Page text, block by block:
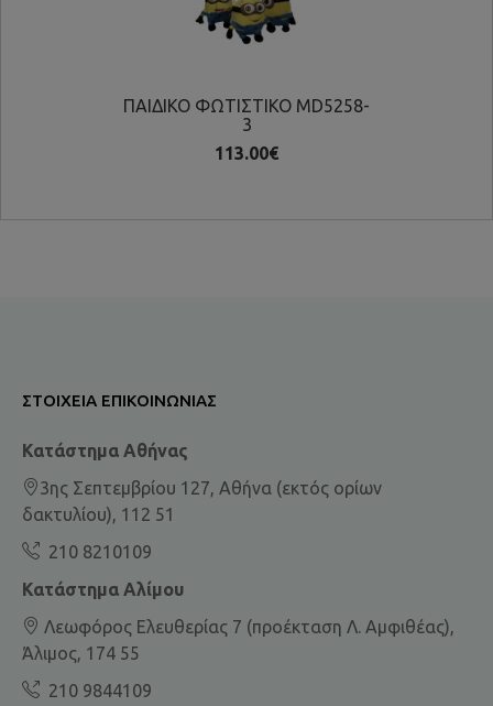
ΠΑΙΔΙΚΟ ΦΩΤΙΣΤΙΚΟ MD5258-
3
113.00€
ΣΤΟΙΧΕΊΑ ΕΠΙΚΟΙΝΩΝΊΑΣ
Κατάστημα Αθήνας
3ης Σεπτεμβρίου 127, Αθήνα (εκτός ορίων
δακτυλίου), 112 51
210 8210109
Κατάστημα Αλίμου
Λεωφόρος Ελευθερίας 7 (προέκταση Λ. Αμφιθέας),
Άλιμος, 174 55
210 9844109